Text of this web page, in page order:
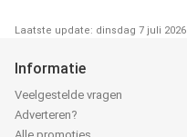
Laatste update: dinsdag 7 juli 2026
Informatie
Veelgestelde vragen
Adverteren?